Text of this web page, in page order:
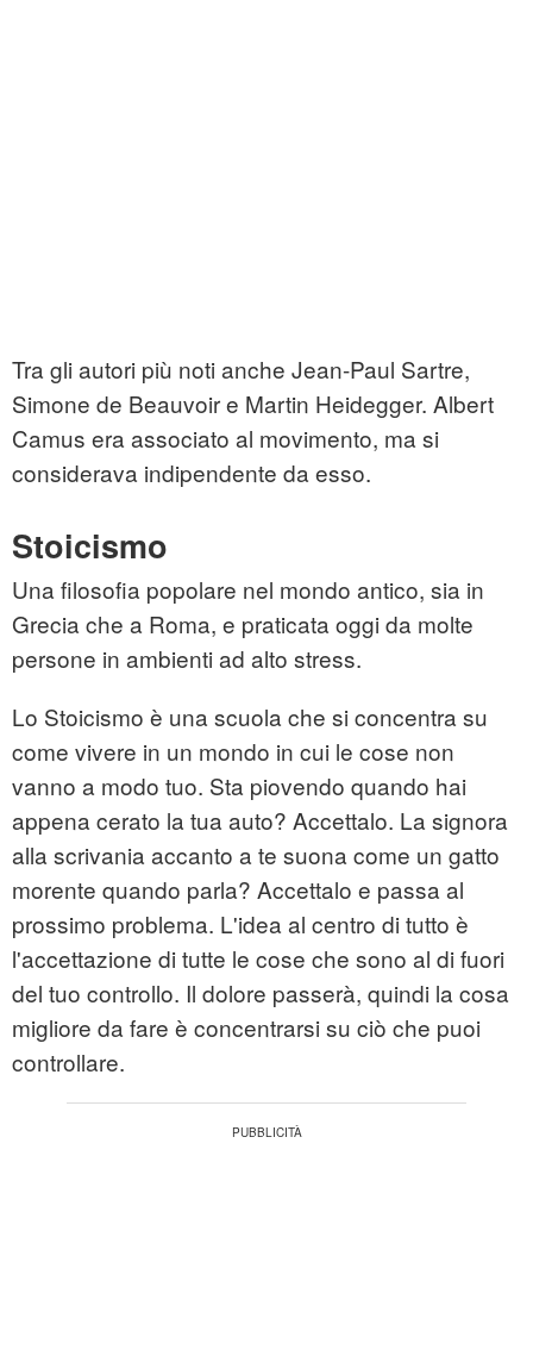
Tra gli autori più noti anche Jean-Paul Sartre,
Simone de Beauvoir e Martin Heidegger. Albert
Camus era associato al movimento, ma si
considerava indipendente da esso.
Stoicismo
Una filosofia popolare nel mondo antico, sia in
Grecia che a Roma, e praticata oggi da molte
persone in ambienti ad alto stress.
Lo Stoicismo è una scuola che si concentra su
come vivere in un mondo in cui le cose non
vanno a modo tuo. Sta piovendo quando hai
appena cerato la tua auto? Accettalo. La signora
alla scrivania accanto a te suona come un gatto
morente quando parla? Accettalo e passa al
prossimo problema. L'idea al centro di tutto è
l'accettazione di tutte le cose che sono al di fuori
del tuo controllo. Il dolore passerà, quindi la cosa
migliore da fare è concentrarsi su ciò che puoi
controllare.